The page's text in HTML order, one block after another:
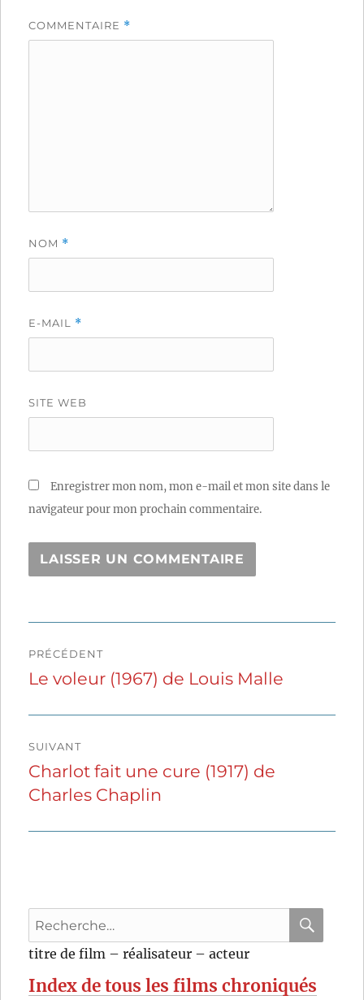
COMMENTAIRE *
NOM *
E-MAIL *
SITE WEB
Enregistrer mon nom, mon e-mail et mon site dans le
navigateur pour mon prochain commentaire.
de
PRÉCÉDENT
Publication
Le voleur (1967) de Louis Malle
SUIVANT
Publication
suivante :
Charlot fait une cure (1917) de
Charles Chaplin
Recherche
pour
:
titre de film – réalisateur – acteur
Index de tous les films chroniqués